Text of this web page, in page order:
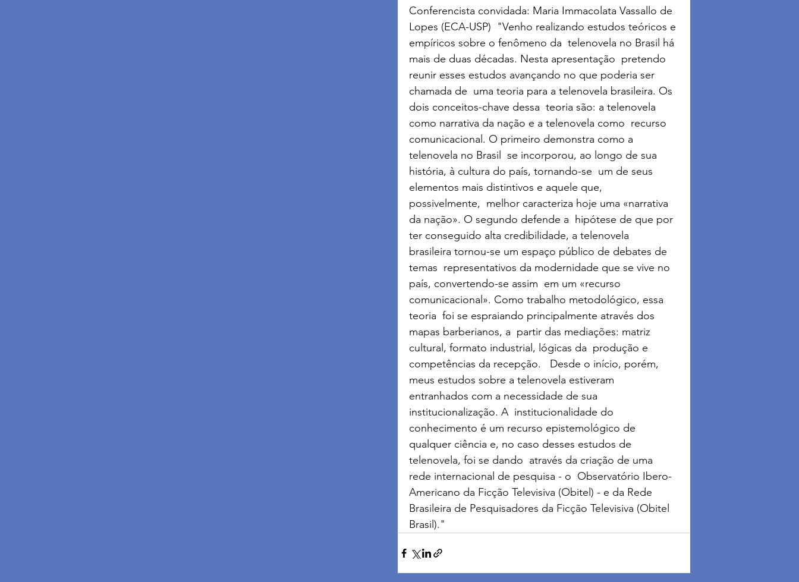
Conferencista convidada: Maria Immacolata Vassallo de
Lopes (ECA-USP)  "Venho realizando estudos teóricos e
empíricos sobre o fenômeno da  telenovela no Brasil há
mais de duas décadas. Nesta apresentação  pretendo
reunir esses estudos avançando no que poderia ser
chamada de  uma teoria para a telenovela brasileira. Os
dois conceitos-chave dessa  teoria são: a telenovela
como narrativa da nação e a telenovela como  recurso
comunicacional. O primeiro demonstra como a
telenovela no Brasil  se incorporou, ao longo de sua
história, à cultura do país, tornando-se  um de seus
elementos mais distintivos e aquele que,
possivelmente,  melhor caracteriza hoje uma «narrativa
da nação». O segundo defende a  hipótese de que por
ter conseguido alta credibilidade, a telenovela
brasileira tornou-se um espaço público de debates de
temas  representativos da modernidade que se vive no
país, convertendo-se assim  em um «recurso
comunicacional». Como trabalho metodológico, essa
teoria  foi se espraiando principalmente através dos
mapas barberianos, a  partir das mediações: matriz
cultural, formato industrial, lógicas da  produção e
competências da recepção.   Desde o início, porém,
meus estudos sobre a telenovela estiveram
entranhados com a necessidade de sua
institucionalização. A  institucionalidade do
conhecimento é um recurso epistemológico de
qualquer ciência e, no caso desses estudos de
telenovela, foi se dando  através da criação de uma
rede internacional de pesquisa - o  Observatório Ibero-
Americano da Ficção Televisiva (Obitel) - e da Rede
Brasileira de Pesquisadores da Ficção Televisiva (Obitel
Brasil)."